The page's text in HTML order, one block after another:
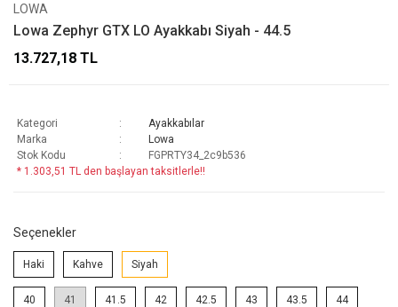
LOWA
Lowa Zephyr GTX LO Ayakkabı Siyah - 44.5
13.727,18 TL
Kategori
Ayakkabılar
Marka
Lowa
Stok Kodu
FGPRTY34_2c9b536
* 1.303,51 TL den başlayan taksitlerle!!
Seçenekler
Haki Kahve Siyah
40 41 41.5 42 42.5 43 43.5 44